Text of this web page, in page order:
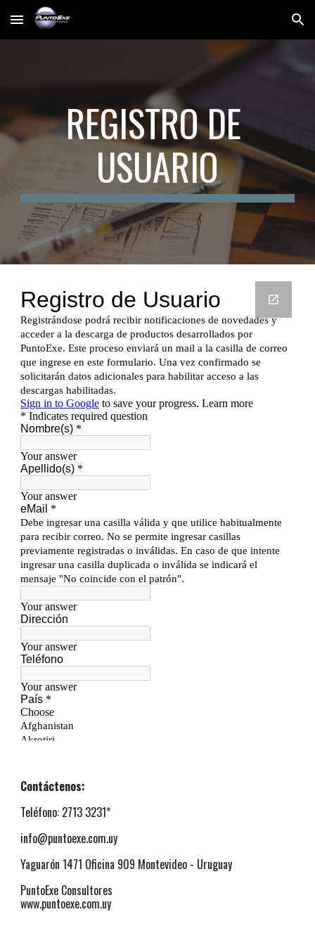
Skip to main content Skip to navigation
REGISTRO DE
USUARIO
Contáctenos:
Teléfono: 2713 3231*
info@puntoexe.com.uy
Yaguarón 1471 Oficina 909 Montevideo - Uruguay
PuntoExe Consultores
www.puntoexe.com.uy